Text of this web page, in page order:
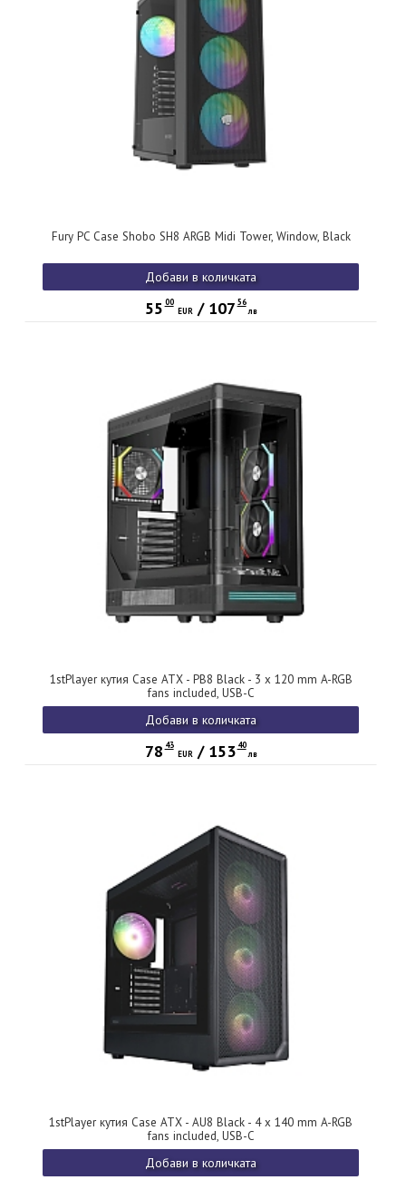
Fury PC Case Shobo SH8 ARGB Midi Tower, Window, Black
Добави в количката
55 00
EUR/ 107 56
лв
1stPlayer кутия Case ATX - PB8 Black - 3 x 120 mm A-RGB
fans included, USB-C
Добави в количката
78 43
EUR/ 153 40
лв
1stPlayer кутия Case ATX - AU8 Black - 4 x 140 mm A-RGB
fans included, USB-C
Добави в количката